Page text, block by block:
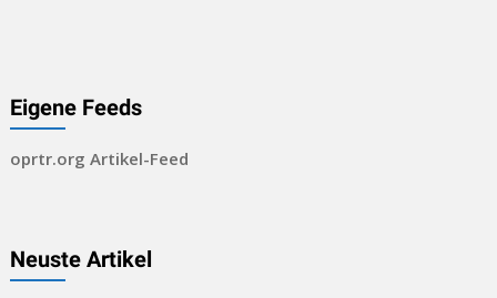
Eigene Feeds
oprtr.org Artikel-Feed
Neuste Artikel